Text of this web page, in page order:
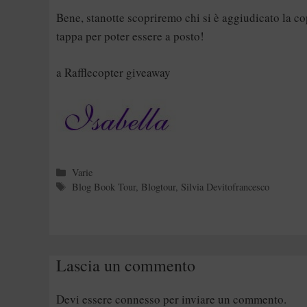
Bene, stanotte scopriremo chi si è aggiudicato la
tappa per poter essere a posto!
a Rafflecopter giveaway
Categorie
Varie
Tag
Blog Book Tour, Blogtour, Silvia Devitofrancesco
Lascia un commento
Devi essere connesso per inviare un commento.